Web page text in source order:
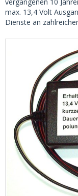
vergangenen 10
max. 13,4 Volt
Dienste an